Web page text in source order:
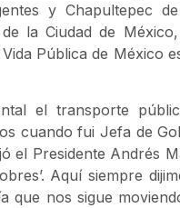
y Chapultepec
la Ciudad de
Pública de México
el transporte
cuando fui Jefa de
el Presidente Andrés
Aquí siempre
que nos sigue